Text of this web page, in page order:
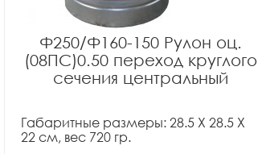
Ф250/Ф160-150 Рулон оц.
(08ПС)0.50 переход круглого
сечения центральный
Габаритные размеры: 28.5 X 28.5 X
22 см, вес 720 гр.